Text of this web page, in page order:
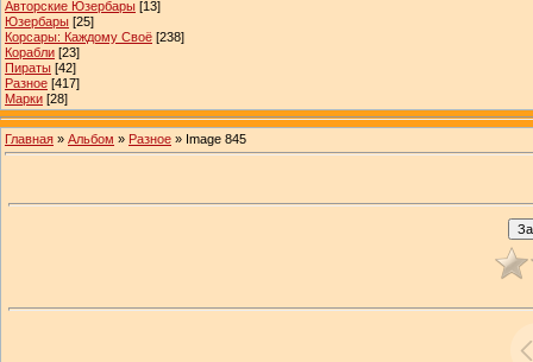
Авторские Юзербары [13]
Юзербары [25]
Корсары: Каждому Своё [238]
Корабли [23]
Пираты [42]
Разное [417]
Марки [28]
Главная » Альбом » Разное » Image 845